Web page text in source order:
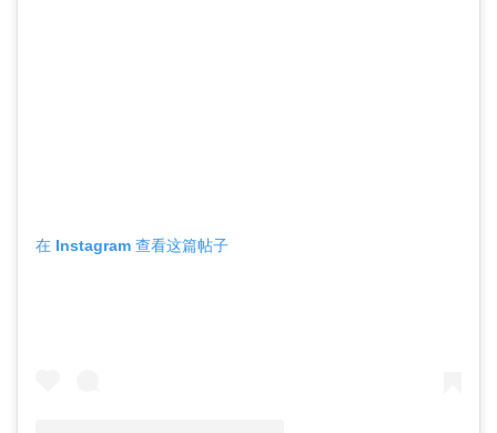
在 Instagram 查看这篇帖子